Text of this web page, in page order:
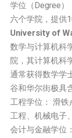
学位（Degree）
六个学院，提供
University of
数学与计算机科
院，其计算机科
通常获得数学学
谷和华尔街极具
工程学位： 滑
工程、机械电子
会计与金融学位